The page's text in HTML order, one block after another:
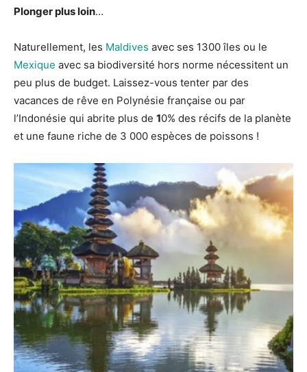
Plonger plus loin…
Naturellement, les Maldives avec ses 1300 îles ou le
Mexique avec sa biodiversité hors norme nécessitent un
peu plus de budget. Laissez-vous tenter par des
vacances de rêve en Polynésie française ou par
l’Indonésie qui abrite plus de 10% des récifs de la planète
et une faune riche de 3 000 espèces de poissons !